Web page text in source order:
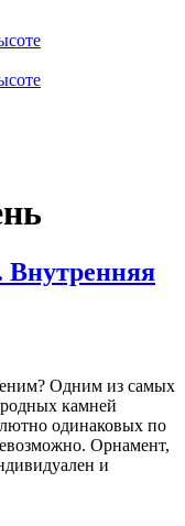
Внутренняя
Одним из самых
камней
одинаковых по
Орнамент,
и